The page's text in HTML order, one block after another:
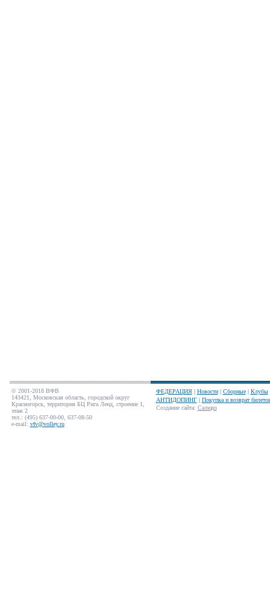
© 2001-2018 ВФВ
143421, Московская область, городской округ
Красногорск, территория БЦ Рига Ленд, строение 1,
этаж 2
тел.: (495) 637-00-00, 637-08-50
e-mail: vfv@volley.ru
ФЕДЕРАЦИЯ| Новости| Сборные| Клубы
АНТИДОПИНГ| Покупка и возврат
Создание сайта: Салюдо